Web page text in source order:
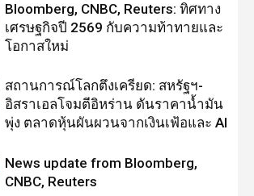
Bloomberg, CNBC, Reuters: ทิศทาง
เศรษฐกิจปี 2569 กับความท้าทายและ
โอกาสใหม่
สถานการณ์โลกตึงเครียด: สหรัฐฯ-
อิสราเอลโจมตีอิหร่าน ดันราคาน้ำมัน
พุ่ง ตลาดหุ้นผันผวนจากเงินเฟ้อและ AI
News update from Bloomberg,
CNBC, Reuters